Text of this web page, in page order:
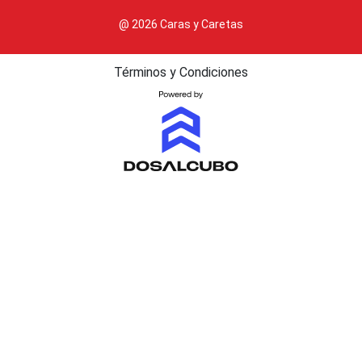
@ 2026 Caras y Caretas
Términos y Condiciones